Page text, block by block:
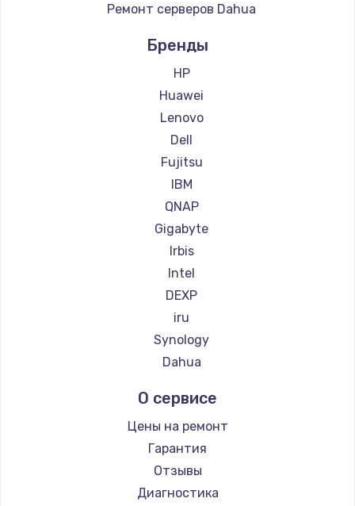
1030 руб.
Заказать
Замена шим-контроллера
3900 руб.
Заказать
Замена HDMI
600 руб.
Заказать
Ремонт серверов Dahua
Бренды
HP
Huawei
Lenovo
Dell
Fujitsu
IBM
QNAP
Gigabyte
Irbis
Intel
DEXP
iru
Synology
Dahua
О сервисе
Цены на ремонт
Гарантия
Отзывы
Диагностика